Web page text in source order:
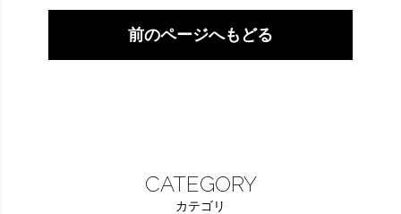
前のページへもどる
CATEGORY
カテゴリ